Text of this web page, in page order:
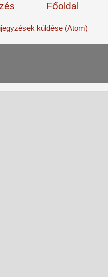
Főoldal
küldése (Atom)